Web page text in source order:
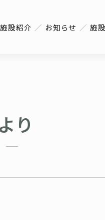
施設紹介 お知らせ 施
り